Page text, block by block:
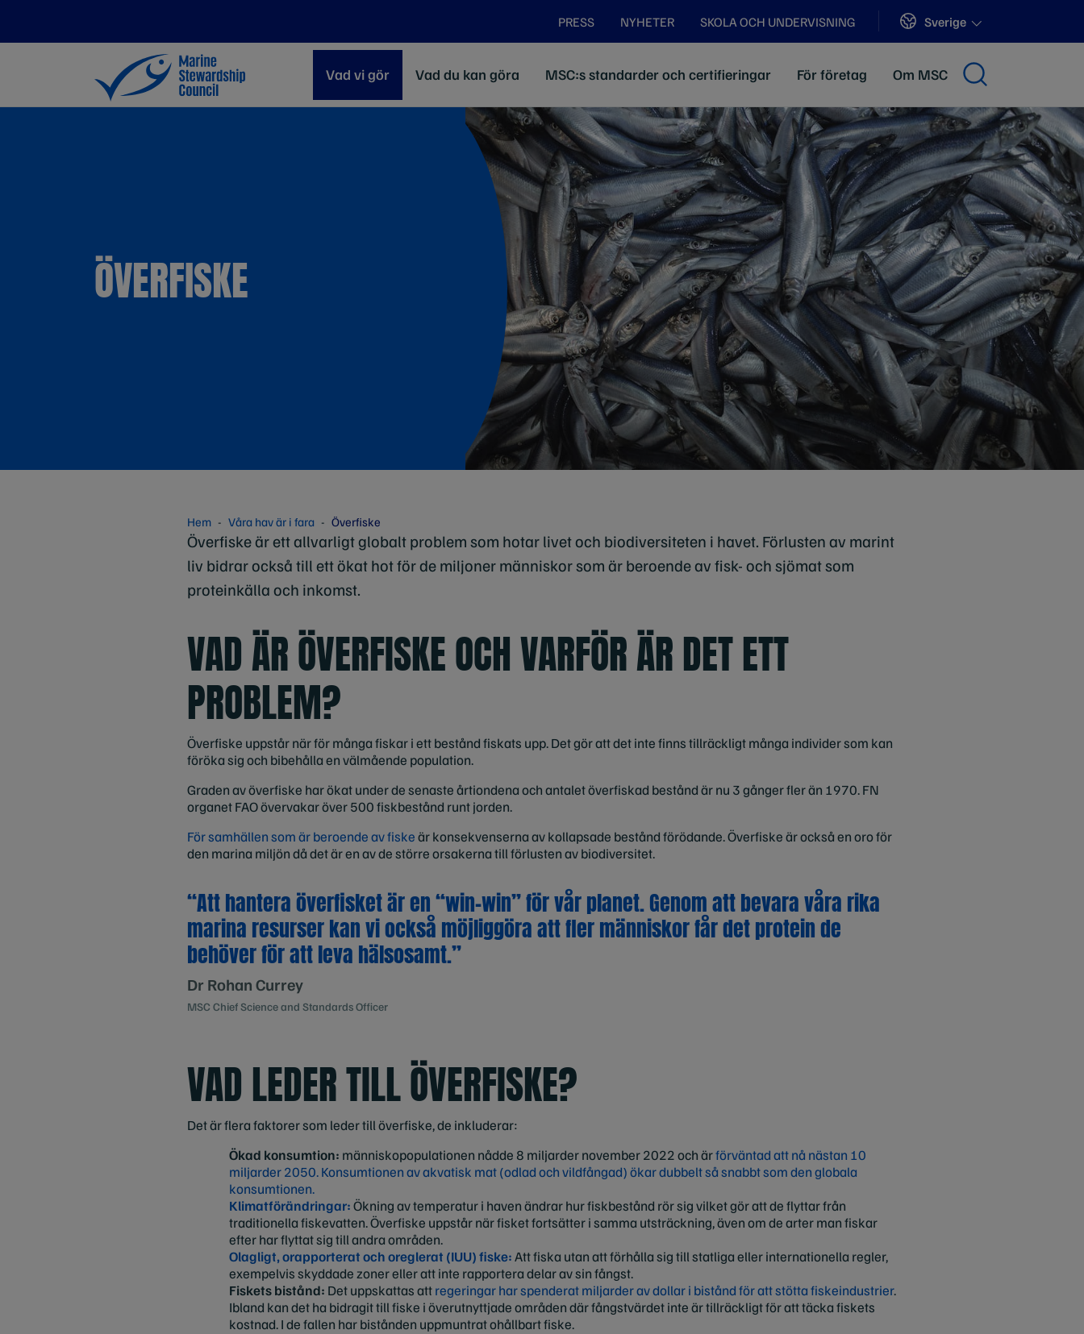
PRESS NYHETER SKOLA OCH UNDERVISNING Sites
Sverige
Vad vi gör Vad du kan göra MSC:s standarder och certifieringar För företag Om MSC
ÖVERFISKE
Hem Våra hav är i fara Överfiske
Överfiske är ett allvarligt globalt problem som hotar livet och biodiversiteten i havet. Förlusten av marint
liv bidrar också till ett ökat hot för de miljoner människor som är beroende av fisk- och sjömat som
proteinkälla och inkomst.
VAD ÄR ÖVERFISKE OCH VARFÖR ÄR DET ETT
PROBLEM?
Överfiske uppstår när för många fiskar i ett bestånd fiskats upp. Det gör att det inte finns tillräckligt många individer som kan
föröka sig och bibehålla en välmående population.
Graden av överfiske har ökat under de senaste årtiondena och antalet överfiskad bestånd är nu 3 gånger fler än 1970. FN
organet FAO övervakar över 500 fiskbestånd runt jorden.
För samhällen som är beroende av fiskeär konsekvenserna av kollapsade bestånd förödande. Överfiske är också en oro för
den marina miljön då det är en av de större orsakerna till förlusten av biodiversitet.
“Att hantera överfisket är en “win-win” för vår planet. Genom att bevara våra rika
marina resurser kan vi också möjliggöra att fler människor får det protein de
behöver för att leva hälsosamt.”
Dr Rohan Currey
MSC Chief Science and Standards Officer
VAD LEDER TILL ÖVERFISKE?
Det är flera faktorer som leder till överfiske, de inkluderar:
Ökad konsumtion: människopopulationen nådde 8 miljarder november 2022 och ärförväntad att nå nästan 10
miljarder 2050. Konsumtionen av akvatisk mat (odlad och vildfångad) ökar dubbelt så snabbt som den globala
konsumtionen.
Klimatförändringar:Ökning av temperatur i haven ändrar hur fiskbestånd rör sig vilket gör att de flyttar från
traditionella fiskevatten. Överfiske uppstår när fisket fortsätter i samma utsträckning, även om de arter man fiskar
efter har flyttat sig till andra områden.
Olagligt, orapporterat och oreglerat (IUU) fiske:Att fiska utan att förhålla sig till statliga eller internationella regler,
exempelvis skyddade zoner eller att inte rapportera delar av sin fångst.
Fiskets bistånd: Det uppskattas attregeringar har spenderat miljarder av dollar i bistånd för att stötta fiskeindustrier.
Ibland kan det ha bidragit till fiske i överutnyttjade områden där fångstvärdet inte är tillräckligt för att täcka fiskets
kostnad. I de fallen har bistånden uppmuntrat ohållbart fiske.